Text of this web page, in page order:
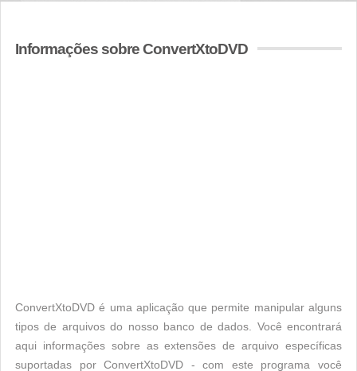
Informações sobre ConvertXtoDVD
ConvertXtoDVD é uma aplicação que permite manipular alguns
tipos de arquivos do nosso banco de dados. Você encontrará
aqui informações sobre as extensões de arquivo específicas
suportadas por ConvertXtoDVD - com este programa você